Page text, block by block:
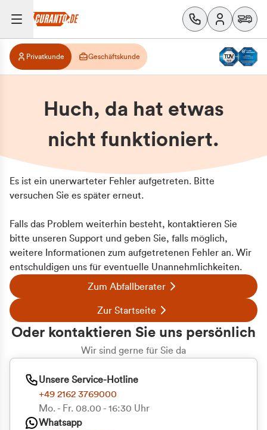
Privatkunde Geschäftskunde
Huch, da hat etwas
nicht funktioniert.
Es ist ein unerwarteter Fehler aufgetreten. Bitte
versuchen Sie es später erneut.
Falls das Problem weiterhin besteht, kontaktieren Sie
bitte unseren Support und geben Sie, falls möglich,
weitere Informationen zum aufgetretenen Fehler an. Wir
entschuldigen uns für eventuelle Unannehmlichkeiten.
Zum Abfallberater
Zur Startseite
Oder kontaktieren Sie uns persönlich
Wir sind gerne für Sie da
Unsere Service-Hotline
+49 2162 3769000
Mo. - Fr. 08.00 - 16:30 Uhr
Whatsapp